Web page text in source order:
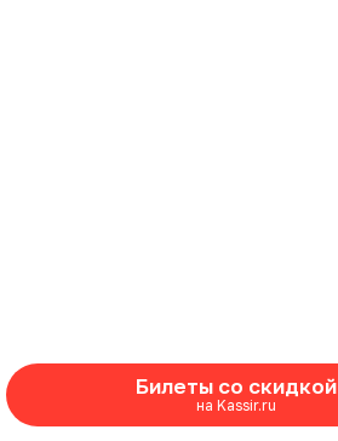
Билеты со скидкой
на Kassir.ru